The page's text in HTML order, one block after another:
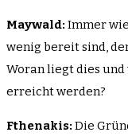
Maywald: Immer
wenig bereit sind,
Woran liegt dies
erreicht werden?
Fthenakis: Die